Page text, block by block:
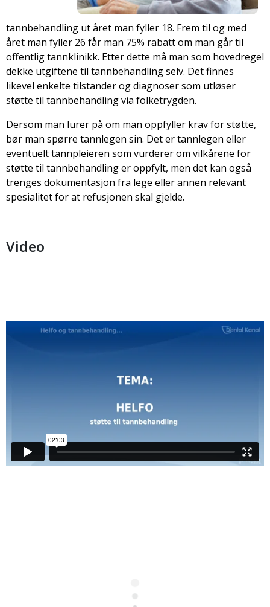
tannbehandling ut året man fyller 18. Frem til og med
året man fyller 26 får man 75% rabatt om man går til
offentlig tannklinikk. Etter dette må man som hovedregel
dekke utgiftene til tannbehandling selv. Det finnes
likevel enkelte tilstander og diagnoser som utløser
støtte til tann­behandling via folketrygden.
Dersom man lurer på om man oppfyller krav for støtte,
bør man spørre tannlegen sin. Det er tannlegen eller
eventuelt tannpleieren som vurderer om vilkårene for
støtte til tannbehandling er oppfylt, men det kan også
trenges dokumentasjon fra lege eller annen relevant
spesialitet for at refusjonen skal gjelde.
Video